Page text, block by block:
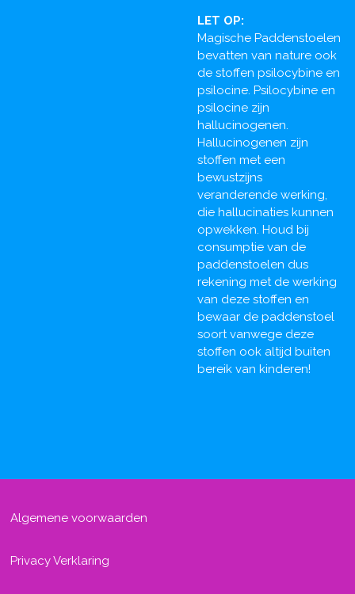
LET OP:
Magische Paddenstoelen
bevatten van nature ook
de stoffen psilocybine en
psilocine. Psilocybine en
psilocine zijn
hallucinogenen.
Hallucinogenen zijn
stoffen met een
bewustzijns
veranderende werking,
die hallucinaties kunnen
opwekken. Houd bij
consumptie van de
paddenstoelen dus
rekening met de werking
van deze stoffen en
bewaar de paddenstoel
soort vanwege deze
stoffen ook altijd buiten
bereik van kinderen!
Algemene voorwaarden
Privacy Verklaring